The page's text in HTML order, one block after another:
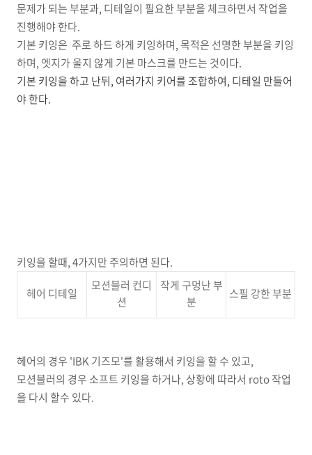
문제가 되는 부분과, 디테일이 필요한 부분을 체크하면서 작업을
진행해야 한다.
기본 키잉은 주로 하드 하게 키잉하며, 목적은 선명한 부분을 키잉
하며, 엣지가 울지 않게 기본 마스크를 만드는 것이다.
기본 키잉을 하고 난뒤, 여러가지 키어를 조합하여, 디테일 만들어
야 한다.
키잉을 할때, 4가지만 주의하면 된다.
헤어 디테일
모션블러 컨디
션
작게 구멍난 부
분
스필 강한 부분
헤어의 경우 'IBK 기즈모'를 활용해서 키잉을 할 수 있고,
모션블러의 경우 소프트 키잉을 하거나, 상황에 따라서 roto 작업
을 다시 할수 있다.